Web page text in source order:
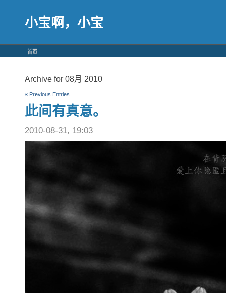
小宝啊，小宝
首页
Archive for 08月 2010
« Previous Entries
此间有真意。
2010-08-31, 19:03